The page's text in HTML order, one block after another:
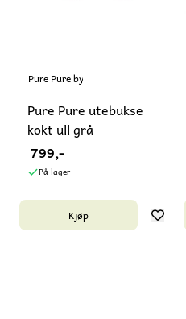
Pure Pure by Bauer
Pure Pure utebukse
kokt ull grå
799,-
På lager
Kjøp